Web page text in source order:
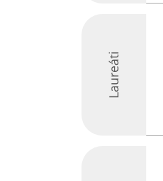
Laureáti